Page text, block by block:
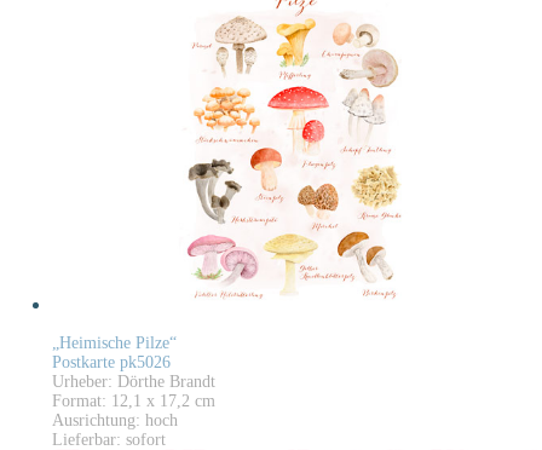
„Heimische Pilze“
Postkarte pk5026
Urheber: Dörthe Brandt
Format: 12,1 x 17,2 cm
Ausrichtung: hoch
Lieferbar: sofort